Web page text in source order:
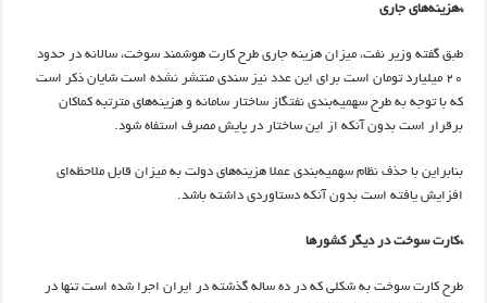
*هزینه‌های جاری
طبق گفته وزیر نفت، میزان هزینه جاری طرح کارت هوشمند سوخت، سالانه در حدود
20 میلیارد تومان است برای این عدد نیز سندی منتشر نشده است شایان ذکر است
که با توجه به طرح سهمیه‌بندی نفتگاز ساختار سامانه و هزینه‌های مترتبه کماکان
برقرار است بدون آنکه از این ساختار در پایش مصرف استفاه شود.
بنابراین با حذف نظام سهمیه‌بندی عملا هزینه‌های دولت به میزان قابل ملاحظه‌ای
افزایش یافته است بدون آنکه دستاوردی داشته باشد.
*کارت سوخت در دیگر کشورها
طرح کارت سوخت به شکلی که در ده ساله گذشته در ایران اجرا شده است تنها در